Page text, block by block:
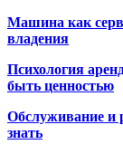
Машина как
владения
Психология
быть ценностью
Обслуживание и
знать